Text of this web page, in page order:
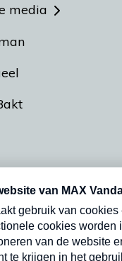
media
vrijdag- en